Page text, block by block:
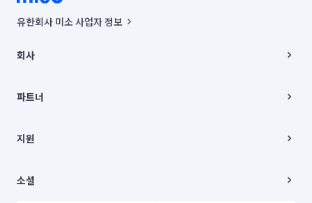
유한회사 미소 사업자 정보
00019 |
주소 | 본사: 서울특별시 종로구 율곡로 6(중학동, 트윈트리빌딩) B동 5층
컨택센터 : 서울특별시 종로구 수송동 율곡로 24, 7층, 8층 미소
상품, 상품정보, 거래에 관한 의무와 책임은 거래당사자에게 있습니다.
언론 보도 관련 문의:
© 유한회사 미소. Miso, Inc. All Rights Reserved.
회사
채용
파트너
이사
지원
이용약관
소셜